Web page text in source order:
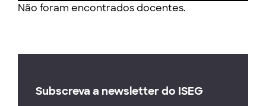
Não foram encontrados docentes.
Subscreva a newsletter do ISEG